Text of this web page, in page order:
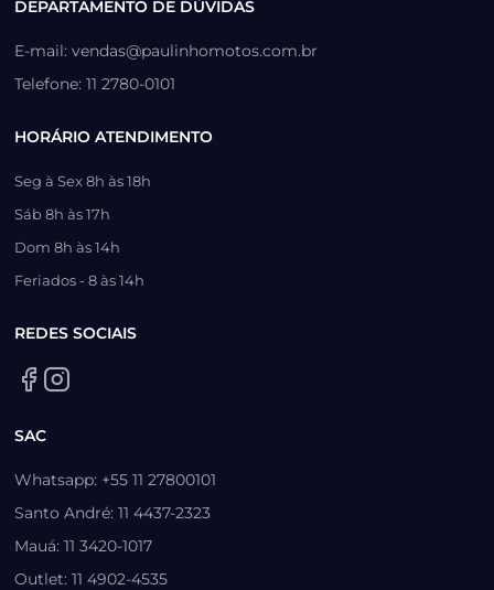
DEPARTAMENTO DE DÚVIDAS
E-mail: vendas@paulinhomotos.com.br
Telefone: 11 2780-0101
HORÁRIO ATENDIMENTO
Seg à Sex 8h às 18h
Sáb 8h às 17h
Dom 8h às 14h
Feriados - 8 às 14h
REDES SOCIAIS
SAC
Whatsapp: +55 11 27800101
Santo André: 11 4437-2323
Mauá: 11 3420-1017
Outlet: 11 4902-4535